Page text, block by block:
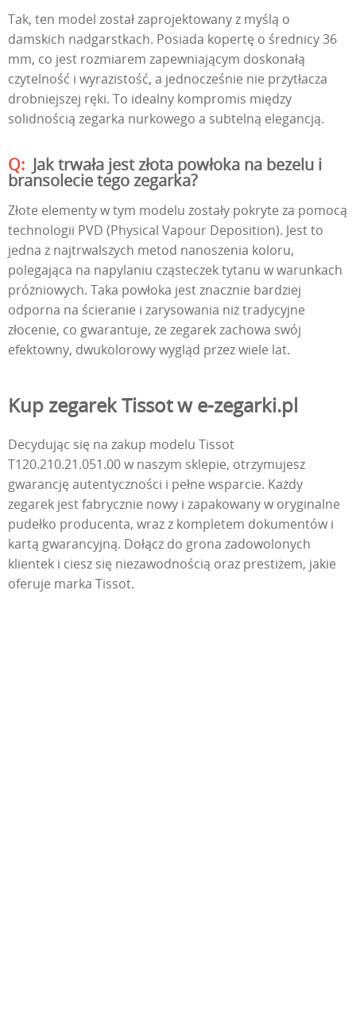
Tak, ten model został zaprojektowany z myślą o
damskich nadgarstkach. Posiada kopertę o średnicy 36
mm, co jest rozmiarem zapewniającym doskonałą
czytelność i wyrazistość, a jednocześnie nie przytłacza
drobniejszej ręki. To idealny kompromis między
solidnością zegarka nurkowego a subtelną elegancją.
Jak trwała jest złota powłoka na bezelu i
bransolecie tego zegarka?
Złote elementy w tym modelu zostały pokryte za pomocą
technologii PVD (Physical Vapour Deposition). Jest to
jedna z najtrwalszych metod nanoszenia koloru,
polegająca na napylaniu cząsteczek tytanu w warunkach
próżniowych. Taka powłoka jest znacznie bardziej
odporna na ścieranie i zarysowania niż tradycyjne
złocenie, co gwarantuje, że zegarek zachowa swój
efektowny, dwukolorowy wygląd przez wiele lat.
Kup zegarek Tissot w e-zegarki.pl
Decydując się na zakup modelu Tissot
T120.210.21.051.00 w naszym sklepie, otrzymujesz
gwarancję autentyczności i pełne wsparcie. Każdy
zegarek jest fabrycznie nowy i zapakowany w oryginalne
pudełko producenta, wraz z kompletem dokumentów i
kartą gwarancyjną. Dołącz do grona zadowolonych
klientek i ciesz się niezawodnością oraz prestiżem, jakie
oferuje marka Tissot.